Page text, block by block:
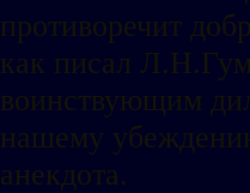
противоречит
как писал
воинствующим
нашему
анекдота.